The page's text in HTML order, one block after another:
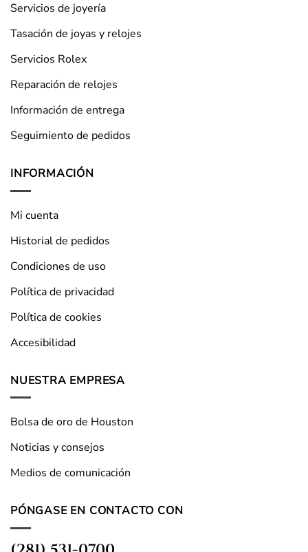
Servicios de joyería
Tasación de joyas y relojes
Servicios Rolex
Reparación de relojes
Información de entrega
Seguimiento de pedidos
INFORMACIÓN
Mi cuenta
Historial de pedidos
Condiciones de uso
Política de privacidad
Política de cookies
Accesibilidad
NUESTRA EMPRESA
Bolsa de oro de Houston
Noticias y consejos
Medios de comunicación
PÓNGASE EN CONTACTO CON